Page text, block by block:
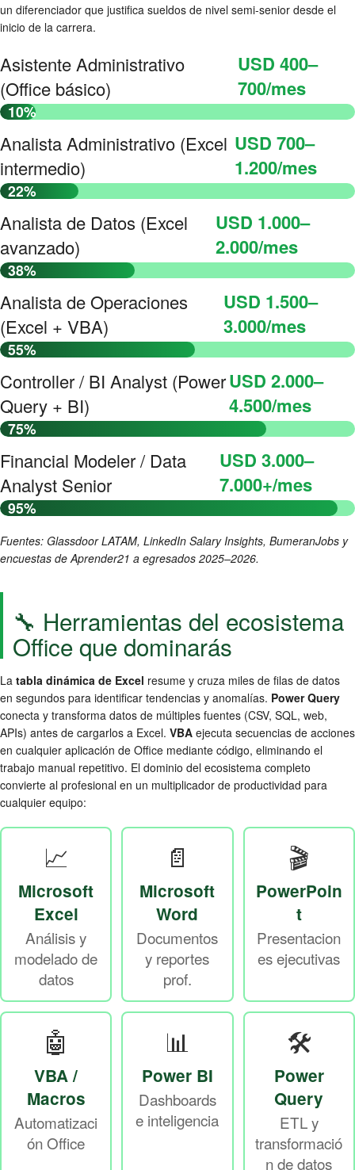
un diferenciador que justifica sueldos de nivel semi-senior desde el
inicio de la carrera.
Asistente Administrativo
(Office básico)
USD 400–
700/mes
10%
Analista Administrativo (Excel
intermedio)
USD 700–
1.200/mes
22%
Analista de Datos (Excel
avanzado)
USD 1.000–
2.000/mes
38%
Analista de Operaciones
(Excel + VBA)
USD 1.500–
3.000/mes
55%
Controller / BI Analyst (Power
Query + BI)
USD 2.000–
4.500/mes
75%
Financial Modeler / Data
Analyst Senior
USD 3.000–
7.000+/mes
95%
Fuentes: Glassdoor LATAM, LinkedIn Salary Insights, BumeranJobs y
encuestas de Aprender21 a egresados 2025–2026.
🔧 Herramientas del ecosistema
Office que dominarás
La tabla dinámica de Excel resume y cruza miles de filas de datos
en segundos para identificar tendencias y anomalías. Power Query
conecta y transforma datos de múltiples fuentes (CSV, SQL, web,
APIs) antes de cargarlos a Excel. VBA ejecuta secuencias de acciones
en cualquier aplicación de Office mediante código, eliminando el
trabajo manual repetitivo. El dominio del ecosistema completo
convierte al profesional en un multiplicador de productividad para
cualquier equipo:
📈
Microsoft
Excel
Análisis y
modelado de
datos
📄
Microsoft
Word
Documentos
y reportes
prof.
🎬
PowerPoin
t
Presentacion
es ejecutivas
🤖
VBA /
Macros
Automatizaci
ón Office
📊
Power BI
Dashboards
e inteligencia
🛠️
Power
Query
ETL y
transformació
n de datos